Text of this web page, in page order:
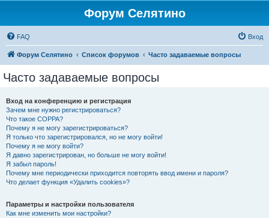
Форум Селятино
FAQ Вход
Форум Селятино Список форумов Часто задаваемые вопросы
Часто задаваемые вопросы
Вход на конференцию и регистрация
Зачем мне нужно регистрироваться?
Что такое COPPA?
Почему я не могу зарегистрироваться?
Я только что зарегистрировался, но не могу войти!
Почему я не могу войти?
Я давно зарегистрирован, но больше не могу войти!
Я забыл пароль!
Почему мне периодически приходится повторять ввод имени и пароля?
Что делает функция «Удалить cookies»?
Параметры и настройки пользователя
Как мне изменить мои настройки?